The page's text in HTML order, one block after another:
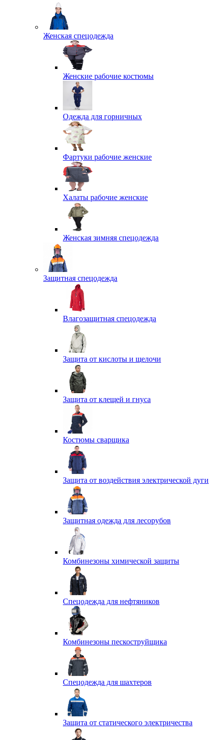
Женская спецодежда
Женские рабочие костюмы
Одежда для горничных
Фартуки рабочие женские
Халаты рабочие женские
Женская зимняя спецодежда
Защитная спецодежда
Влагозащитная спецодежда
Защита от кислоты и щелочи
Защита от клещей и гнуса
Костюмы сварщика
Защита от воздействия электрической дуги
Защитная одежда для лесорубов
Комбинезоны химической защиты
Спецодежда для нефтяников
Комбинезоны пескоструйщика
Спецодежда для шахтеров
Защита от статического электричества